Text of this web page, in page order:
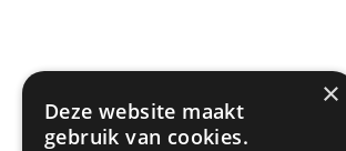
×
Deze website maakt
gebruik van cookies.